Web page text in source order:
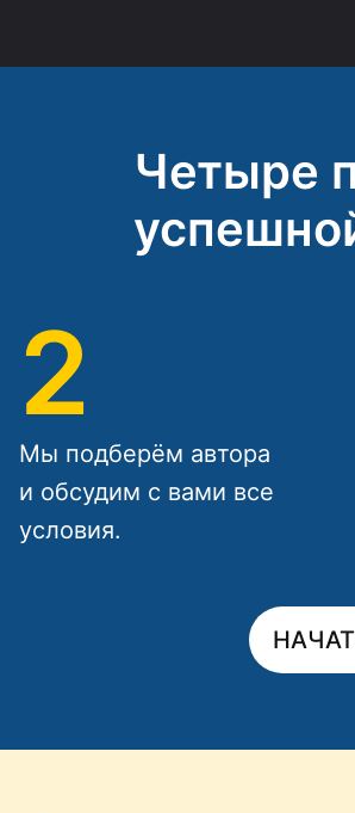
Четыре
2
Мы подберём автора
и обсудим с вами все
условия.